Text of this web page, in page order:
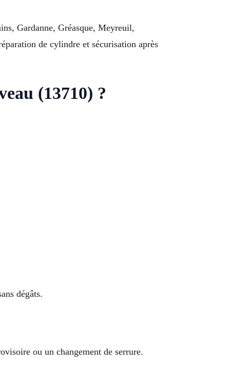
Gardanne, Gréasque, Meyreuil,
de cylindre et sécurisation après
(13710) ?
dégâts.
ou un changement de serrure.